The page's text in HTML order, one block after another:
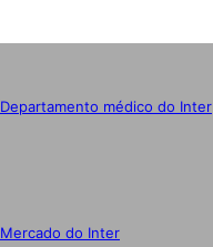
Departamento médico do Inter
Mercado do Inter